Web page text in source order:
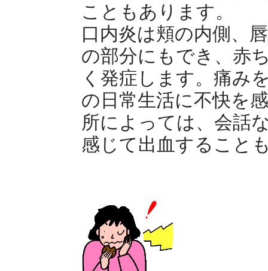
こともあります。
口内炎は頬の内側、
の部分にもでき、赤
く発症します。痛み
の日常生活に不快を
所によっては、会話
感じて出血すること